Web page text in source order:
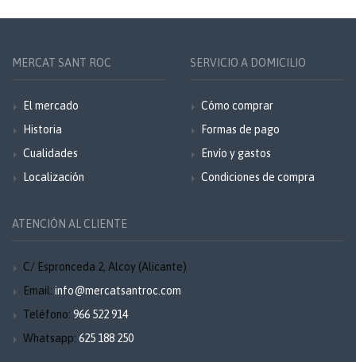
MERCAT SANT ROC
El mercado
Historia
Cualidades
Localización
SERVICIO A DOMICILIO
Cómo comprar
Formas de pago
Envío y gastos
Condiciones de compra
ATENCIÓN AL CLIENTE
C/ Espronceda 2, Alcoy (Alicante)
Email: info@mercatsantroc.com
Teléfono: 966 522 914
Whatsapp: 625 188 250